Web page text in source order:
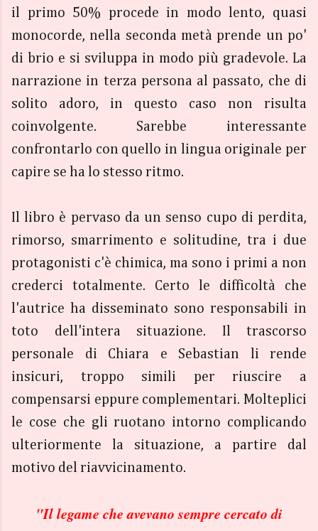
il primo 50% procede in modo lento, quasi
monocorde, nella seconda metà prende un po'
di brio e si sviluppa in modo più gradevole. La
narrazione in terza persona al passato, che di
solito adoro, in questo caso non risulta
coinvolgente. Sarebbe interessante
confrontarlo con quello in lingua originale per
capire se ha lo stesso ritmo.
Il libro è pervaso da un senso cupo di perdita,
rimorso, smarrimento e solitudine, tra i due
protagonisti c'è chimica, ma sono i primi a non
crederci totalmente. Certo le difficoltà che
l'autrice ha disseminato sono responsabili in
toto dell'intera situazione. Il trascorso
personale di Chiara e Sebastian li rende
insicuri, troppo simili per riuscire a
compensarsi eppure complementari. Molteplici
le cose che gli ruotano intorno complicando
ulteriormente la situazione, a partire dal
motivo del riavvicinamento.
"Il legame che avevano sempre cercato di